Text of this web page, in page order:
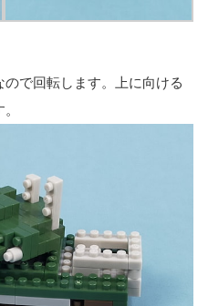
で回転します。上に向ける